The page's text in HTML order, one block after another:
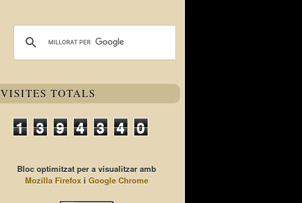
VISITES TOTALS
1 3 9 4 3 4 0
Bloc optimitzat per a visualitzar amb
Mozilla Firefox i Google Chrome